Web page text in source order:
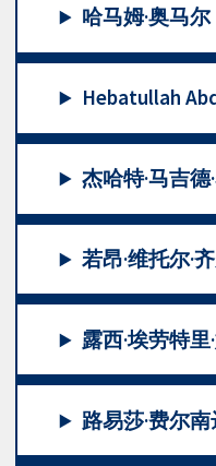
哈马姆·奥马尔
Hebatullah
杰哈特·马吉
若昂·维托尔·
露西·埃劳特
路易莎·费尔